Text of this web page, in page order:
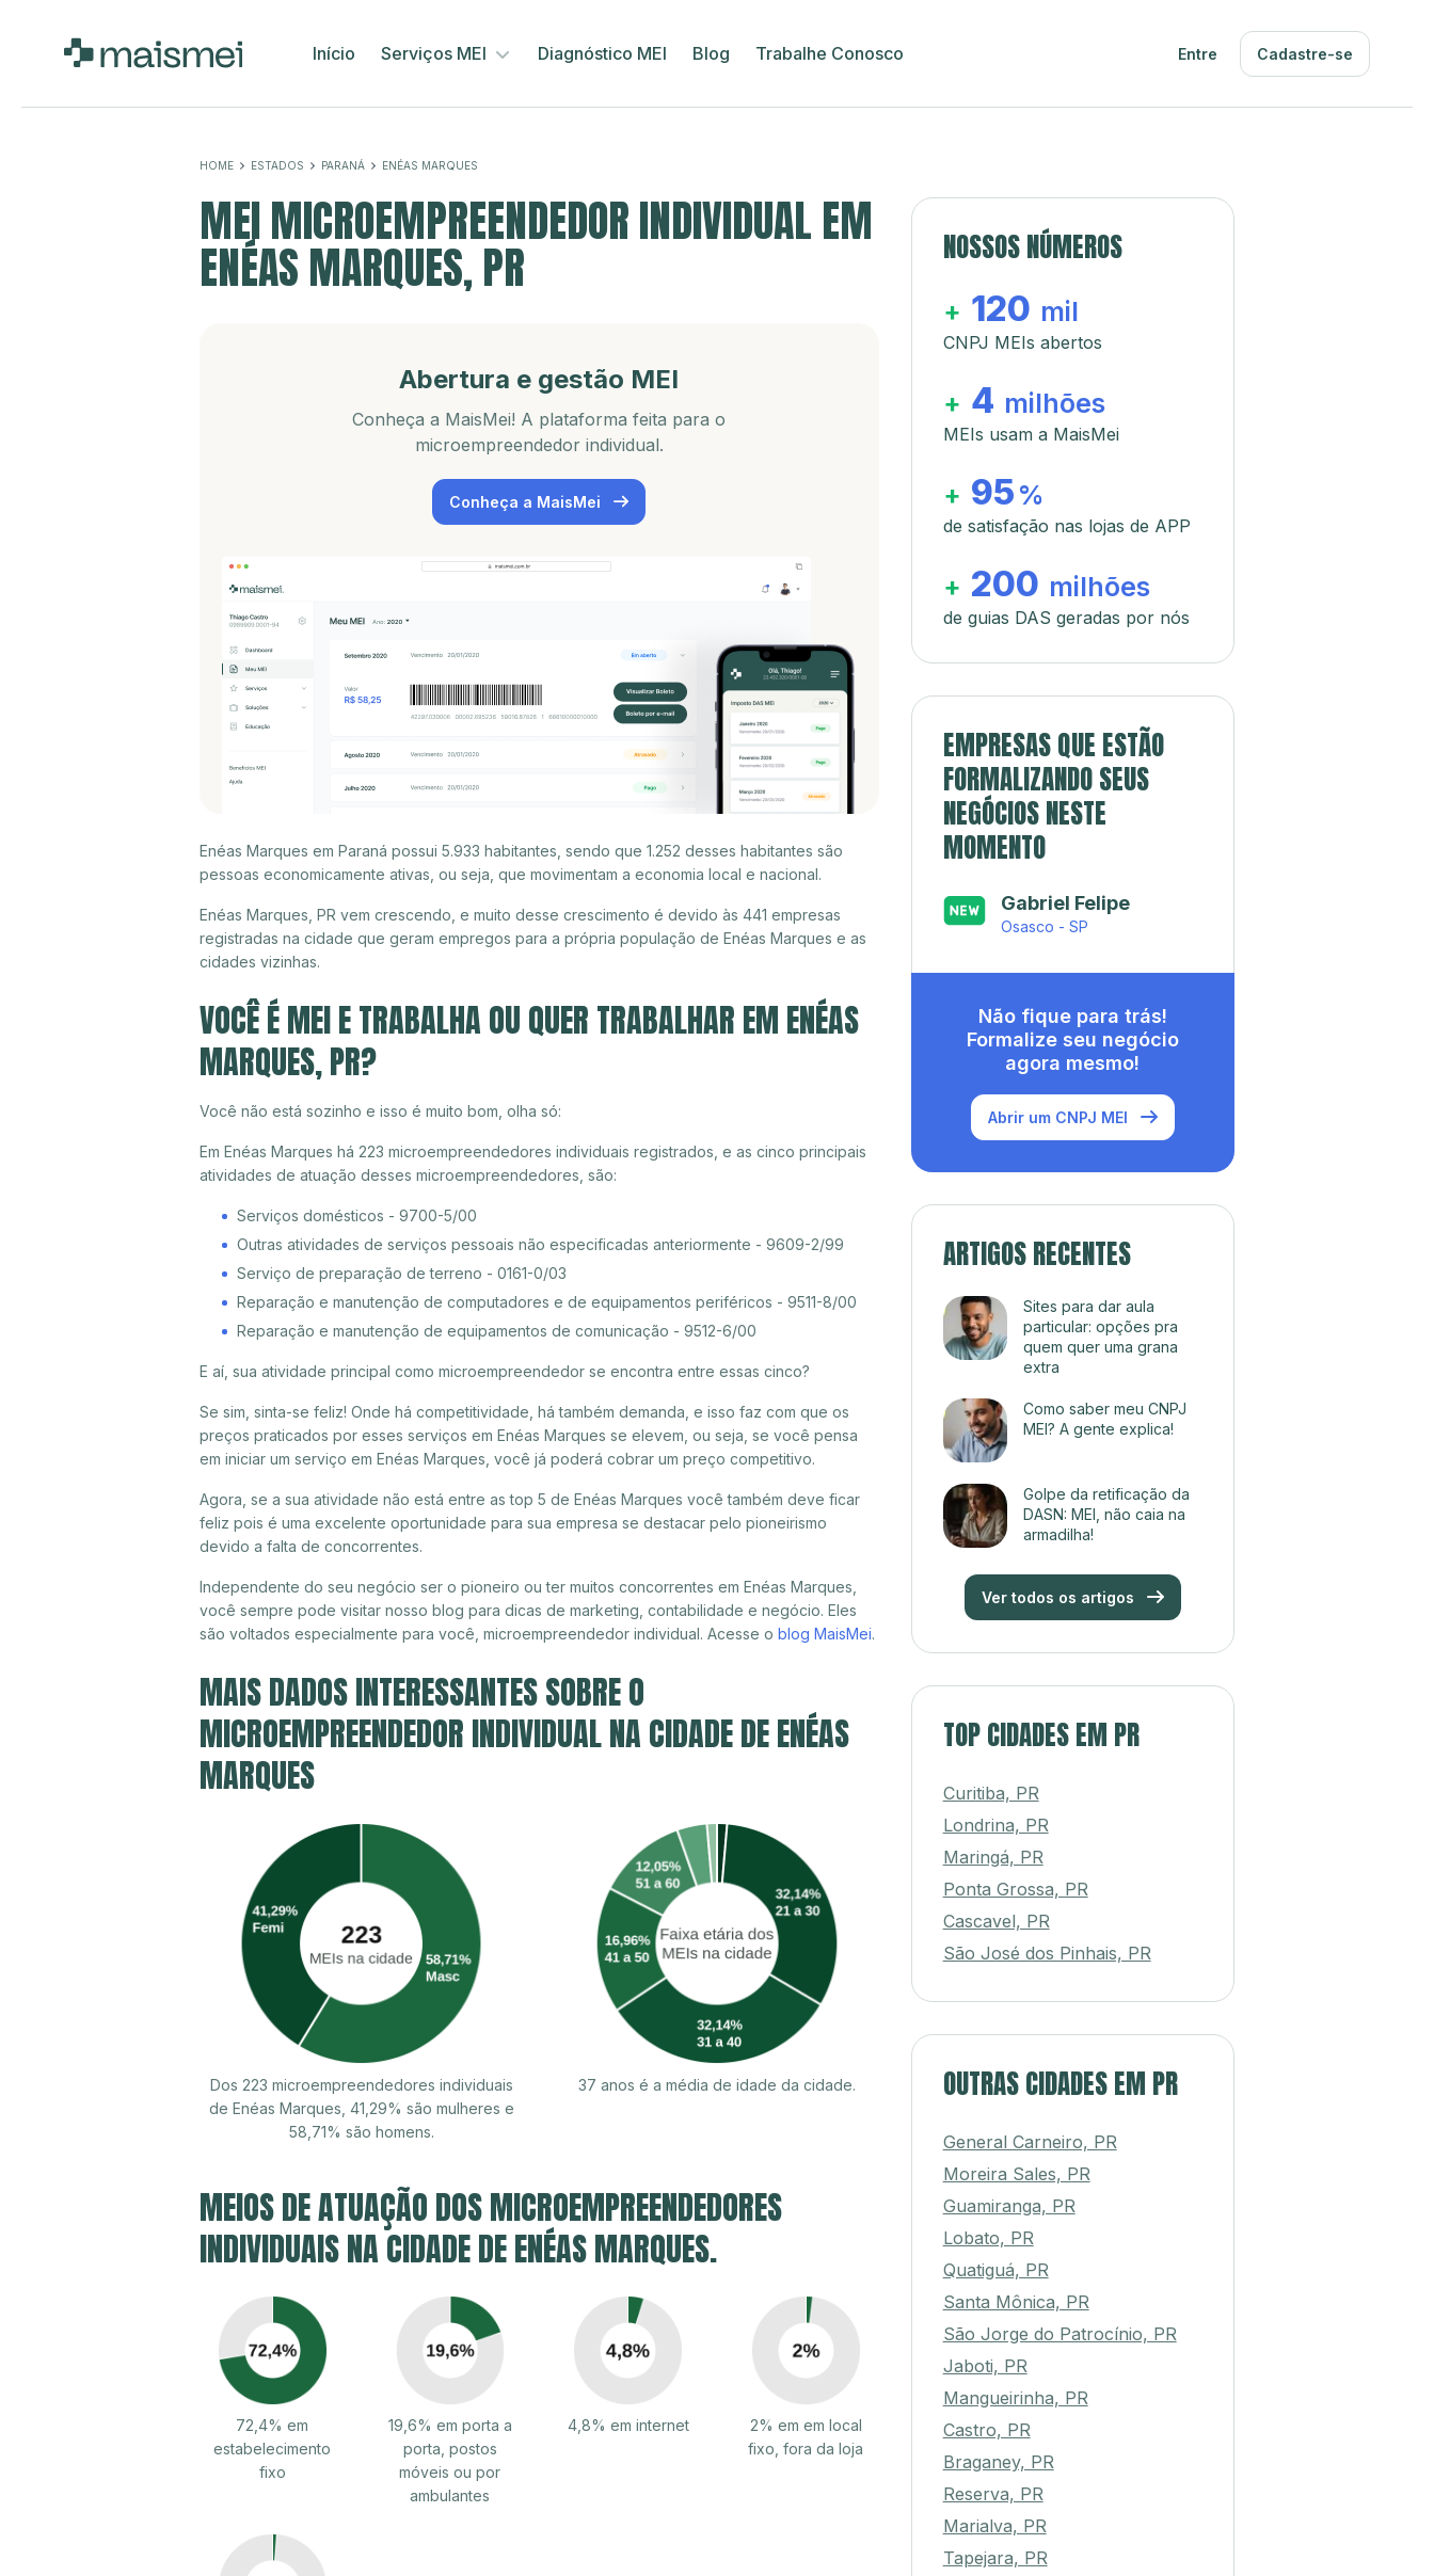
Início Serviços MEI Diagnóstico MEI Blog Trabalhe Conosco Entre Cadastre-se
HOME ESTADOS PARANÁ ENÉAS MARQUES
MEI MICROEMPREENDEDOR INDIVIDUAL EM
ENÉAS MARQUES, PR
Abertura e gestão MEI
Conheça a MaisMei! A plataforma feita para o
microempreendedor individual.
Conheça a MaisMei
Enéas Marques em Paraná possui 5.933 habitantes, sendo que 1.252 desses habitantes são
pessoas economicamente ativas, ou seja, que movimentam a economia local e nacional.
Enéas Marques, PR vem crescendo, e muito desse crescimento é devido às 441 empresas
registradas na cidade que geram empregos para a própria população de Enéas Marques e as
cidades vizinhas.
VOCÊ É MEI E TRABALHA OU QUER TRABALHAR EM ENÉAS
MARQUES, PR?
Você não está sozinho e isso é muito bom, olha só:
Em Enéas Marques há 223 microempreendedores individuais registrados, e as cinco principais
atividades de atuação desses microempreendedores, são:
Serviços domésticos - 9700-5/00
Outras atividades de serviços pessoais não especificadas anteriormente - 9609-2/99
Serviço de preparação de terreno - 0161-0/03
Reparação e manutenção de computadores e de equipamentos periféricos - 9511-8/00
Reparação e manutenção de equipamentos de comunicação - 9512-6/00
E aí, sua atividade principal como microempreendedor se encontra entre essas cinco?
Se sim, sinta-se feliz! Onde há competitividade, há também demanda, e isso faz com que os
preços praticados por esses serviços em Enéas Marques se elevem, ou seja, se você pensa
em iniciar um serviço em Enéas Marques, você já poderá cobrar um preço competitivo.
Agora, se a sua atividade não está entre as top 5 de Enéas Marques você também deve ficar
feliz pois é uma excelente oportunidade para sua empresa se destacar pelo pioneirismo
devido a falta de concorrentes.
Independente do seu negócio ser o pioneiro ou ter muitos concorrentes em Enéas Marques,
você sempre pode visitar nosso blog para dicas de marketing, contabilidade e negócio. Eles
são voltados especialmente para você, microempreendedor individual. Acesse o blog MaisMei.
MAIS DADOS INTERESSANTES SOBRE O
MICROEMPREENDEDOR INDIVIDUAL NA CIDADE DE ENÉAS
MARQUES
Dos 223 microempreendedores individuais
de Enéas Marques, 41,29% são mulheres e
58,71% são homens.
37 anos é a média de idade da cidade.
MEIOS DE ATUAÇÃO DOS MICROEMPREENDEDORES
INDIVIDUAIS NA CIDADE DE ENÉAS MARQUES.
72,4% em
estabelecimento
fixo
19,6% em porta a
porta, postos
móveis ou por
ambulantes
4,8% em internet
2% em em local
fixo, fora da loja
NOSSOS NÚMEROS
+ 120 mil
CNPJ MEIs abertos
+ 4 milhões
MEIs usam a MaisMei
+ 95 %
de satisfação nas lojas de APP
+ 200 milhões
de guias DAS geradas por nós
EMPRESAS QUE ESTÃO
FORMALIZANDO SEUS
NEGÓCIOS NESTE
MOMENTO
Gabriel Felipe
Osasco - SP
Não fique para trás!
Formalize seu negócio
agora mesmo!
Abrir um CNPJ MEI
ARTIGOS RECENTES
Sites para dar aula
particular: opções pra
quem quer uma grana
extra
Como saber meu CNPJ
MEI? A gente explica!
Golpe da retificação da
DASN: MEI, não caia na
armadilha!
Ver todos os artigos
TOP CIDADES EM PR
Curitiba, PR
Londrina, PR
Maringá, PR
Ponta Grossa, PR
Cascavel, PR
São José dos Pinhais, PR
OUTRAS CIDADES EM PR
General Carneiro, PR
Moreira Sales, PR
Guamiranga, PR
Lobato, PR
Quatiguá, PR
Santa Mônica, PR
São Jorge do Patrocínio, PR
Jaboti, PR
Mangueirinha, PR
Castro, PR
Braganey, PR
Reserva, PR
Marialva, PR
Tapejara, PR